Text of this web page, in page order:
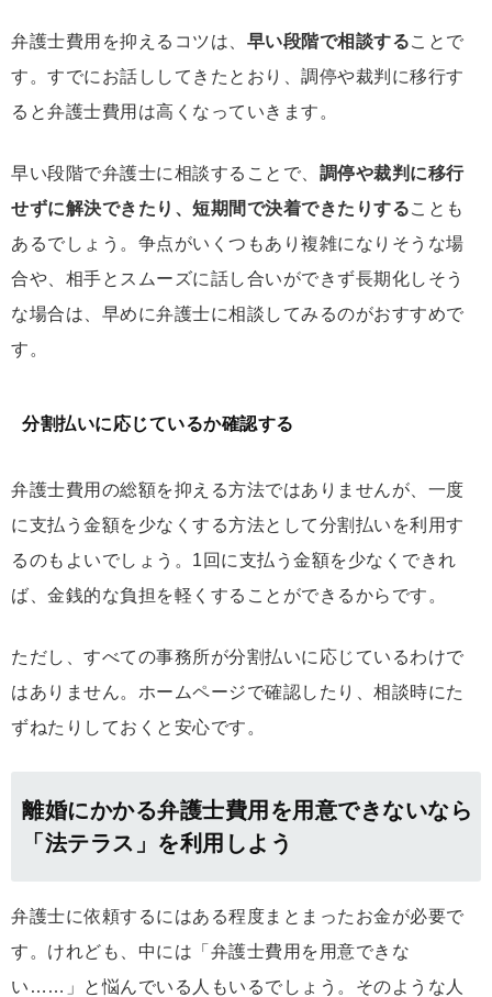
弁護士費用を抑えるコツは、 早い段階で相談することで
す。すでにお話ししてきたとおり、調停や裁判に移行す
ると弁護士費用は高くなっていきます。
早い段階で弁護士に相談することで、 調停や裁判に移行
せずに解決できたり、短期間で決着できたりすることも
あるでしょう。争点がいくつもあり複雑になりそうな場
合や、相手とスムーズに話し合いができず長期化しそう
な場合は、早めに弁護士に相談してみるのがおすすめで
す。
分割払いに応じているか確認する
弁護士費用の総額を抑える方法ではありませんが、一度
に支払う金額を少なくする方法として分割払いを利用す
るのもよいでしょう。1回に支払う金額を少なくできれ
ば、金銭的な負担を軽くすることができるからです。
ただし、すべての事務所が分割払いに応じているわけで
はありません。ホームページで確認したり、相談時にた
ずねたりしておくと安心です。
離婚にかかる弁護士費用を用意できないなら
「法テラス」を利用しよう
弁護士に依頼するにはある程度まとまったお金が必要で
す。けれども、中には「弁護士費用を用意できな
い……」と悩んでいる人もいるでしょう。そのような人